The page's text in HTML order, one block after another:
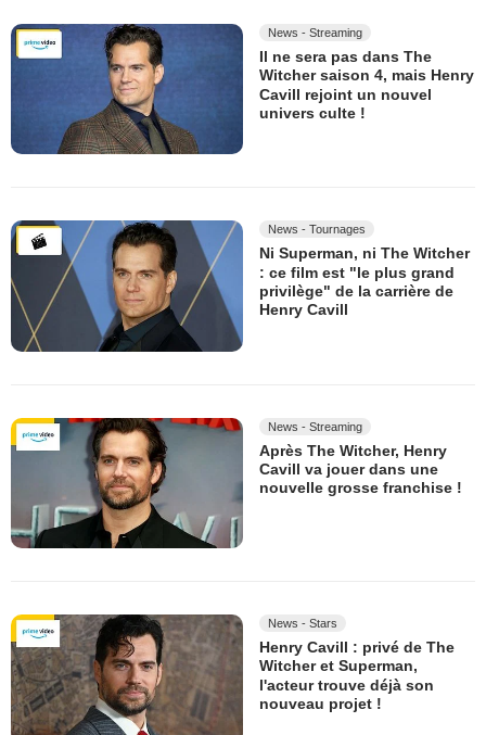
News - Streaming
Il ne sera pas dans The
Witcher saison 4, mais Henry
Cavill rejoint un nouvel
univers culte !
News - Tournages
Ni Superman, ni The Witcher
: ce film est "le plus grand
privilège" de la carrière de
Henry Cavill
News - Streaming
Après The Witcher, Henry
Cavill va jouer dans une
nouvelle grosse franchise !
News - Stars
Henry Cavill : privé de The
Witcher et Superman,
l'acteur trouve déjà son
nouveau projet !